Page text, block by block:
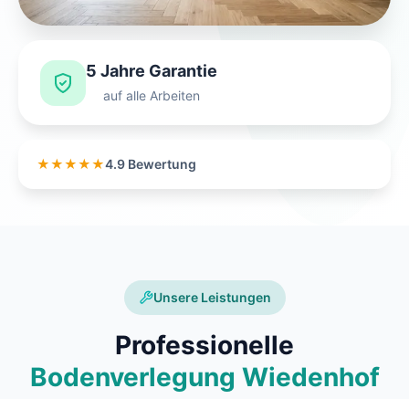
5 Jahre Garantie
auf alle Arbeiten
★★★★★4.9 Bewertung
Unsere Leistungen
Professionelle
Bodenverlegung Wiedenhof